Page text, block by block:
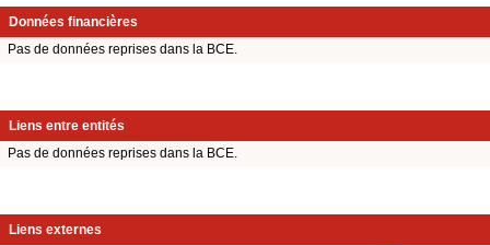
Données financières
Pas de données reprises dans la BCE.
Liens entre entités
Pas de données reprises dans la BCE.
Liens externes